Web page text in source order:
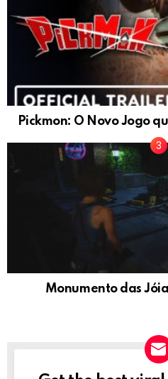
Pickmon: O Novo Jogo
Monumento das